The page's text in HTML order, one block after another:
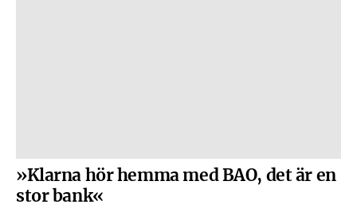
»Klarna hör hemma med BAO, det är en
stor bank«